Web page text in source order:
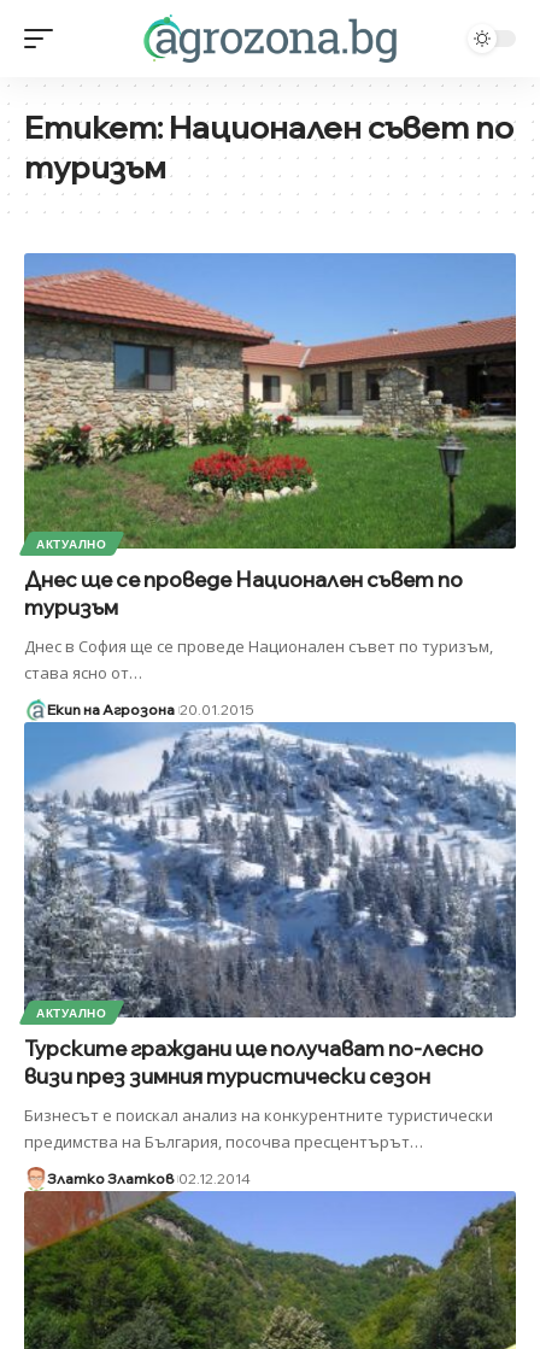
Етикет:Национален съвет по
туризъм
АКТУАЛНО
Днес ще се проведе Национален съвет по
туризъм
Днес в София ще се проведе Национален съвет по туризъм,
става ясно от…
Екип на Агрозона 20.01.2015
АКТУАЛНО
Турските граждани ще получават по-лесно
визи през зимния туристически сезон
Бизнесът е поискал анализ на конкурентните туристически
предимства на България, посочва пресцентърът…
Златко Златков 02.12.2014